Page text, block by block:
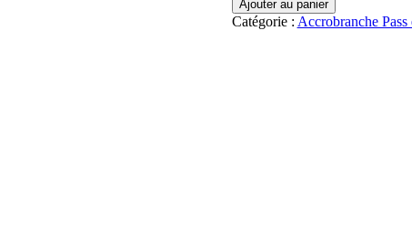
Pass
été
Ajouter au panier
Catégorie : Accrobranche Pass